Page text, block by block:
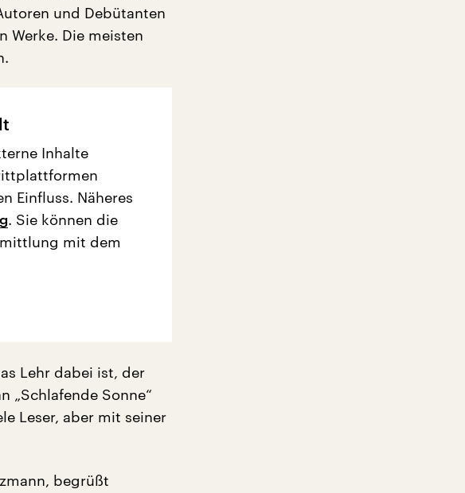
und Debütanten
Werke. Die meisten
Inhalte
Einfluss. Näheres
. Sie können die
mit dem
Lehr dabei ist, der
„Schlafende Sonne“
Leser, aber mit seiner
begrüßt